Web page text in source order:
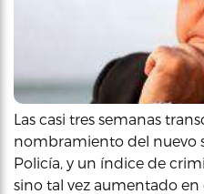
Las casi tres semanas
nombramiento del nuevo
Policía, y un índice de
sino tal vez aumentado en